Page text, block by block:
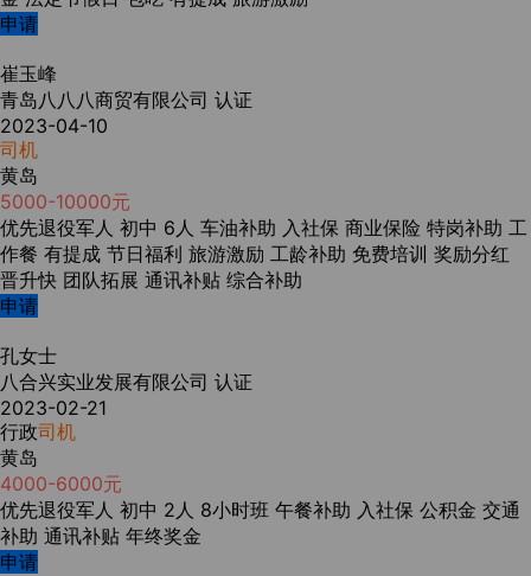
申请
崔玉峰
青岛八八八商贸有限公司 认证
2023-04-10
司机
黄岛
5000-10000元
优先退役军人 初中 6人 车油补助 入社保 商业保险 特岗补助 工
作餐 有提成 节日福利 旅游激励 工龄补助 免费培训 奖励分红
晋升快 团队拓展 通讯补贴 综合补助
申请
孔女士
八合兴实业发展有限公司 认证
2023-02-21
行政司机
黄岛
4000-6000元
优先退役军人 初中 2人 8小时班 午餐补助 入社保 公积金 交通
补助 通讯补贴 年终奖金
申请